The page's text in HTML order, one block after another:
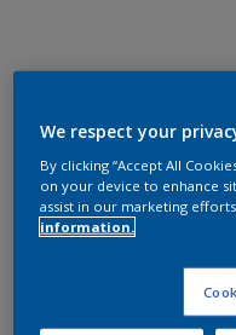
We respect your
By clicking “Accept All
on your device to enhance
assist in our marketing efforts.
information.